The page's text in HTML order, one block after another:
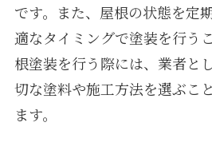
です。また、屋根の状態を定
適なタイミングで塗装を行う
根塗装を行う際には、業者と
切な塗料や施工方法を選ぶこ
ます。